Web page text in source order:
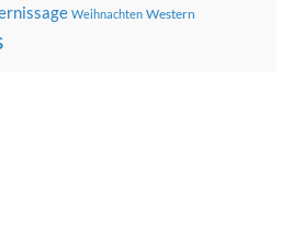
Weihnachten Western